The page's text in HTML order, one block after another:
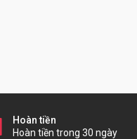
Hoàn tiền
Hoàn tiền trong 30 ngày